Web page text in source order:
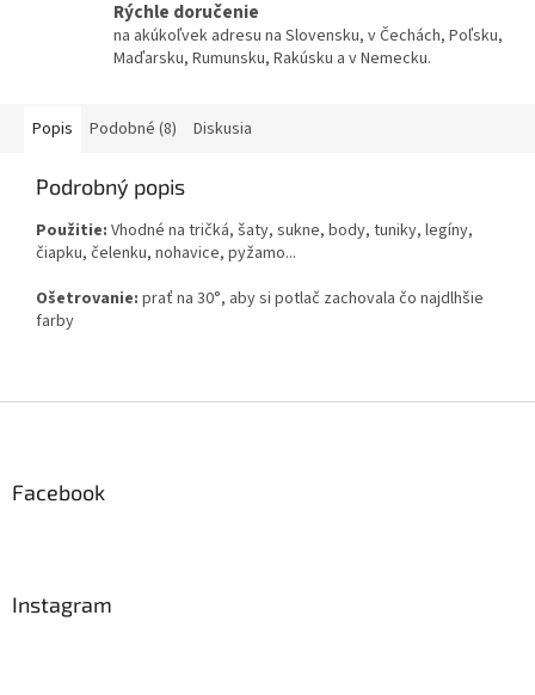
Rýchle doručenie
na akúkoľvek adresu na Slovensku, v Čechách, Poľsku,
Maďarsku, Rumunsku, Rakúsku a v Nemecku.
Popis Podobné (8) Diskusia
Podrobný popis
Použitie: Vhodné na tričká, šaty, sukne, body, tuniky, legíny,
čiapku, čelenku, nohavice, pyžamo...
Ošetrovanie: prať na 30°, aby si potlač zachovala čo najdlhšie
farby
Facebook
Instagram